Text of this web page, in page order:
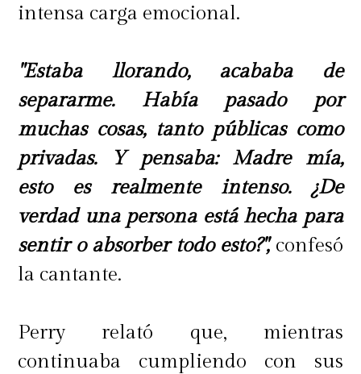
intensa carga emocional.
"Estaba llorando, acababa de
separarme. Había pasado por
muchas cosas, tanto públicas como
privadas. Y pensaba: Madre mía,
esto es realmente intenso. ¿De
verdad una persona está hecha para
sentir o absorber todo esto?", confesó
la cantante.
Perry relató que, mientras
continuaba cumpliendo con sus